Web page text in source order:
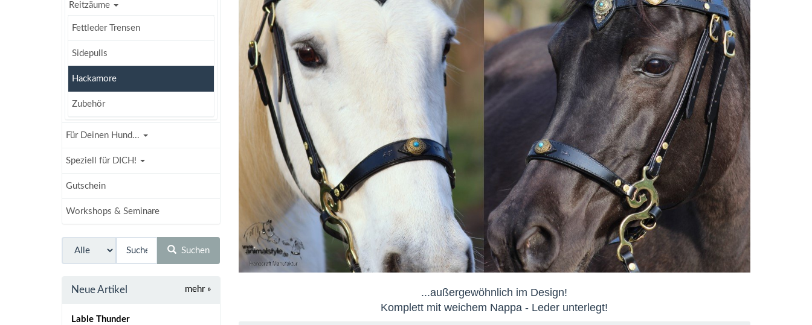
Reitzäume
Fettleder Trensen
Sidepulls
Hackamore
Zubehör
Für Deinen Hund...
Speziell für DICH!
Gutschein
Workshops & Seminare
Suchen
Neue Artikel mehr »
Lable Thunder
...außergewöhnlich im Design!
Komplett mit weichem Nappa - Leder unterlegt!